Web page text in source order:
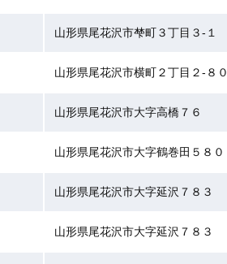
山形県尾花沢市梺町３丁目３-１
山形県尾花沢市横町２丁目２-８０
山形県尾花沢市大字高橋７６
山形県尾花沢市大字鶴巻田５８０
山形県尾花沢市大字延沢７８３
山形県尾花沢市大字延沢７８３